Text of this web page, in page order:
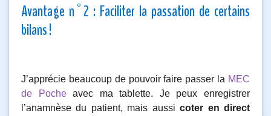
Avantage n°2 : Faciliter la passation de certains
bilans !
J’apprécie beaucoup de pouvoir faire passer la MEC
de Pocheavec ma tablette. Je peux enregistrer
l’anamnèse du patient, mais aussi coter en direct